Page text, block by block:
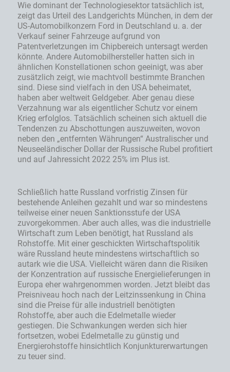
Wie dominant der Technologiesektor tatsächlich ist,
zeigt das Urteil des Landgerichts München, in dem der
US-Automobilkonzern Ford in Deutschland u. a. der
Verkauf seiner Fahrzeuge aufgrund von
Patentverletzungen im Chipbereich untersagt werden
könnte. Andere Automobilhersteller hatten sich in
ähnlichen Konstellationen schon geeinigt, was aber
zusätzlich zeigt, wie machtvoll bestimmte Branchen
sind. Diese sind vielfach in den USA beheimatet,
haben aber weltweit Geldgeber. Aber genau diese
Verzahnung war als eigentlicher Schutz vor einem
Krieg erfolglos. Tatsächlich scheinen sich aktuell die
Tendenzen zu Abschottungen auszuweiten, wovon
neben den „entfernten Währungen“ Australischer und
Neuseeländischer Dollar der Russische Rubel profitiert
und auf Jahressicht 2022 25% im Plus ist.
Schließlich hatte Russland vorfristig Zinsen für
bestehende Anleihen gezahlt und war so mindestens
teilweise einer neuen Sanktionsstufe der USA
zuvorgekommen. Aber auch alles, was die industrielle
Wirtschaft zum Leben benötigt, hat Russland als
Rohstoffe. Mit einer geschickten Wirtschaftspolitik
wäre Russland heute mindestens wirtschaftlich so
autark wie die USA. Vielleicht wären dann die Risiken
der Konzentration auf russische Energielieferungen in
Europa eher wahrgenommen worden. Jetzt bleibt das
Preisniveau hoch nach der Leitzinssenkung in China
sind die Preise für alle industriell benötigten
Rohstoffe, aber auch die Edelmetalle wieder
gestiegen. Die Schwankungen werden sich hier
fortsetzen, wobei Edelmetalle zu günstig und
Energierohstoffe hinsichtlich Konjunkturerwartungen
zu teuer sind.